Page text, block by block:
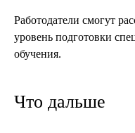
Работодатели смогут
уровень подготовки
обучения.
Что дальше